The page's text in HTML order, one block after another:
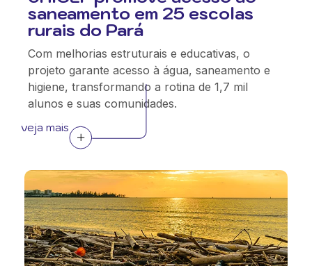
saneamento em 25 escolas
rurais do Pará
Com melhorias estruturais e educativas, o
projeto garante acesso à água, saneamento e
higiene, transformando a rotina de 1,7 mil
alunos e suas comunidades.
veja mais